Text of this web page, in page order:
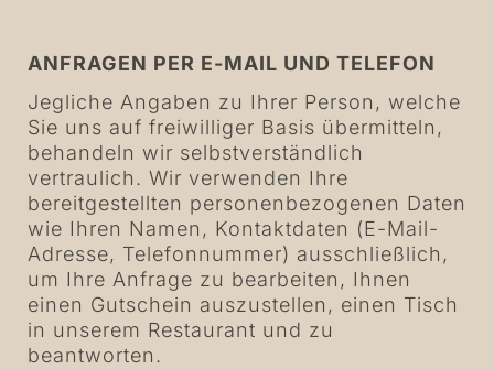
ANFRAGEN PER E-MAIL UND TELEFON
Jegliche Angaben zu Ihrer Person, welche
Sie uns auf freiwilliger Basis übermitteln,
behandeln wir selbstverständlich
vertraulich. Wir verwenden Ihre
bereitgestellten personenbezogenen Daten
wie Ihren Namen, Kontaktdaten (E-Mail-
Adresse, Telefonnummer) ausschließlich,
um Ihre Anfrage zu bearbeiten, Ihnen
einen Gutschein auszustellen, einen Tisch
in unserem Restaurant und zu
beantworten.